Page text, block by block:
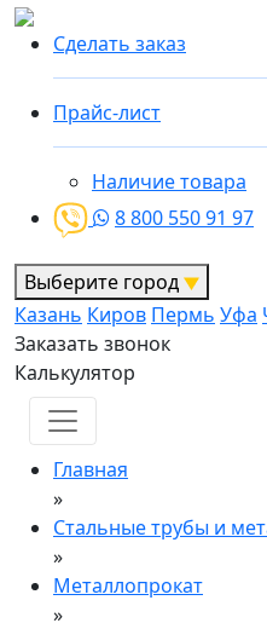
Сделать заказ
Прайс-лист
Наличие товара
8 800 550 91 97
Выберите город
Казань Киров Пермь Уфа
Заказать звонок
Калькулятор
Главная
»
Стальные трубы и
»
Металлопрокат
»